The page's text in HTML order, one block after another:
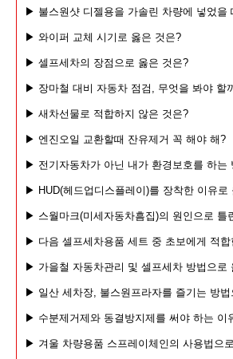
▶ 불스원샷 디젤용을 가솔린 차량에 넣었을
▶ 와이퍼 교체 시기로 옳은 것은?
▶ 셀프세차의 장점으로 옳은 것은?
▶ 장마철 대비 자동차 점검, 무엇을 봐야 할
▶ 새차선물로 적합하지 않은 것은?
▶ 엔진오일 교환할때 잔유제거 꼭 해야 해?
▶ 전기자동차가 아닌 내가 환경보호를 하는
▶ HUD(헤드업디스플레이)를 장착한 이유로
▶ 스월마크(미세자동차흠집)의 원인으로 틀
▶ 다음 셀프세차용품 세트 중 초보에게 적합
▶ 가을철 자동차관리 및 셀프세차 방법으로
▶ 일산 세차장, 불스원프라자를 즐기는 방
▶ 수분제거제와 동결방지제를 써야 하는 이
▶ 겨울 차량용품 스프레이체인의 사용법으